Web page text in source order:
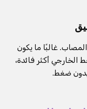
غالبًا ما يكون
أكثر فائدة،
ضغط.